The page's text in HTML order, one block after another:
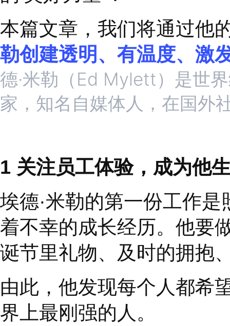
全球顶尖绩效专家埃德
到，“每个人都希望得
强的人。我经常会问
的 ‘美好力量’？ ”
本篇文章，我们将通
勒创建透明、有温度
德·米勒（Ed Mylett）
家，知名自媒体人，在
1关注员工体验，